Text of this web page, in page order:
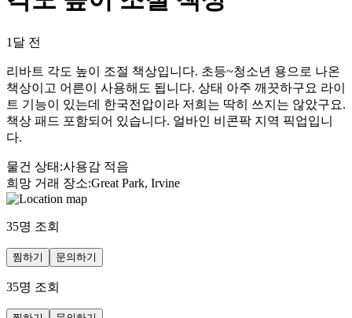
1달 전
리바트 각도 높이 조절 책상입니다. 초등~청소년 용으로 나온
책상이고 어른이 사용해도 됩니다. 상태 아주 깨끗하구요 라이
트 기능이 있는데 한국전압이라 저희는 딱히 쓰지는 않았구요.
책상 패드 포함되어 있습니다. 얼바인 비콘팍 지역 픽업입니
다.
물건 상태 :사용감 적음
희망 거래 장소:Great Park, Irvine
35명 조회
찜하기 문의하기
35명 조회